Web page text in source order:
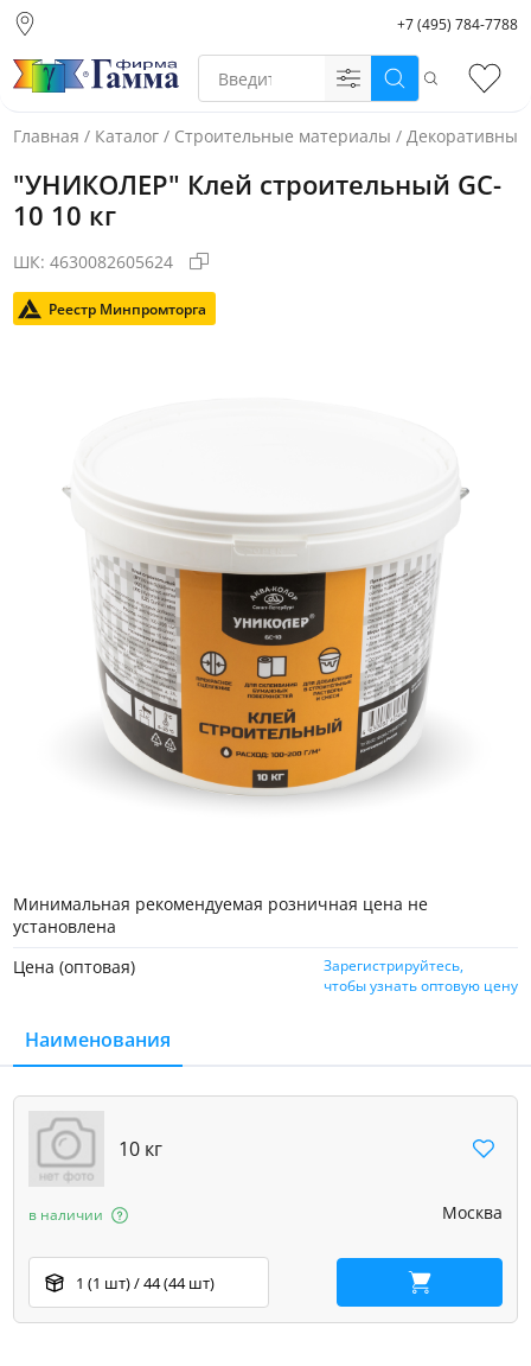
склад)
Санкт-Петербург
Екатеринбург
+7 (495) 784-7788
Поиск
Главная / Каталог / Строительные материалы /
"УНИКОЛЕР" Клей строительный GC-
10 10 кг
ШК: 4630082605624
Реестр Минпромторга
Минимальная рекомендуемая розничная цена не
установлена
Цена (оптовая)
Зарегистрируйтесь,
чтобы узнать оптовую цену
Наименования
10 кг
Москва
в наличии
1 (1 шт) / 44 (44 шт) В корзину